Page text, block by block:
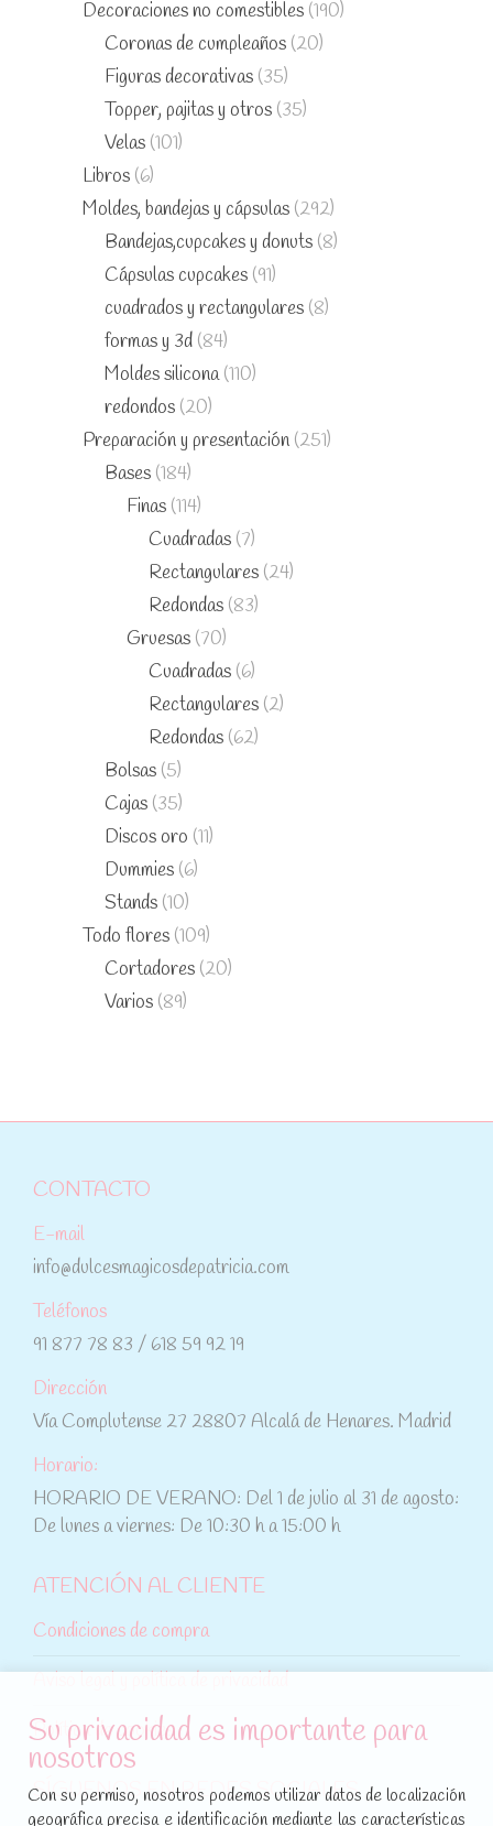
Decoraciones no comestibles (190)
Coronas de cumpleaños (20)
Figuras decorativas (35)
Topper, pajitas y otros (35)
Velas (101)
Libros (6)
Moldes, bandejas y cápsulas (292)
Bandejas,cupcakes y donuts (8)
Cápsulas cupcakes (91)
cuadrados y rectangulares (8)
formas y 3d (84)
Moldes silicona (110)
redondos (20)
Preparación y presentación (251)
Bases (184)
Finas (114)
Cuadradas (7)
Rectangulares (24)
Redondas (83)
Gruesas (70)
Cuadradas (6)
Rectangulares (2)
Redondas (62)
Bolsas (5)
Cajas (35)
Discos oro (11)
Dummies (6)
Stands (10)
Todo flores (109)
Cortadores (20)
Varios (89)
CONTACTO
E-mail
info@dulcesmagicosdepatricia.com
Teléfonos
91 877 78 83 / 618 59 92 19
Dirección
Vía Complutense 27 28807 Alcalá de Henares. Madrid
Horario:
HORARIO DE VERANO: Del 1 de julio al 31 de agosto:
De lunes a viernes: De 10:30 h a 15:00 h
ATENCIÓN AL CLIENTE
Condiciones de compra
Política de cookies
SÍGUENOS EN REDES SOCIALES
Su privacidad es importante para
nosotros
Con su permiso, nosotros podemos utilizar datos de localización
geográfica precisa e identificación mediante las características